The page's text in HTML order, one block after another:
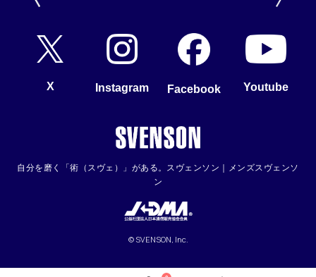
X Instagram Facebook Youtube
自分を磨く「術（スヴェ）」がある。スヴェンソン｜メンズスヴェンソ
ン
© SVENSON, Inc.